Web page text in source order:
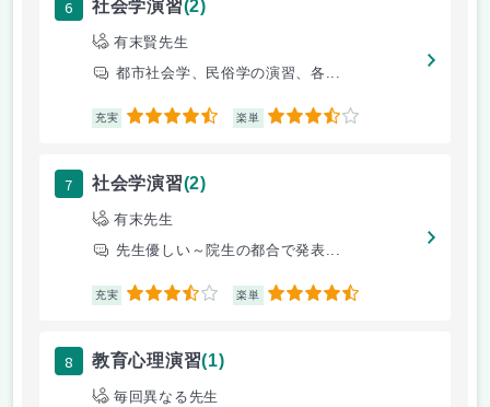
6 社会学演習(2)
有末賢先生
都市社会学、民俗学の演習、各...
充実 4.5 楽単 3.5
7 社会学演習(2)
有末先生
先生優しい～院生の都合で発表...
充実 3.5 楽単 4.5
8 教育心理演習(1)
毎回異なる先生